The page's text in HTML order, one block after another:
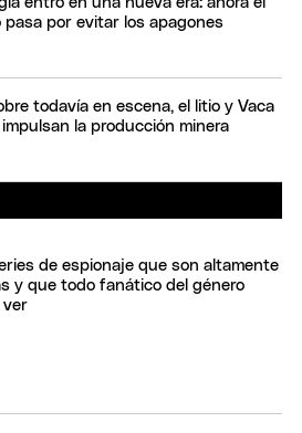
pasa por evitar los apagones
todavía en escena, el litio y Vaca
la producción minera
de espionaje que son altamente
y que todo fanático del género
ver